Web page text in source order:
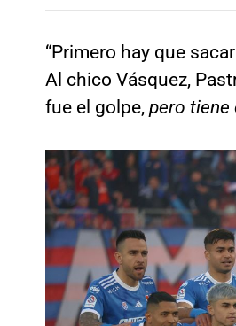
“Primero hay que
Al chico Vásquez,
fue el golpe, pero tiene